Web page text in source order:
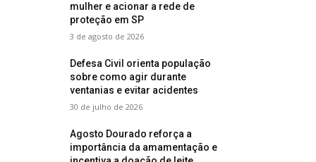
mulher e acionar a rede de
proteção em SP
3 de agosto de 2026
Defesa Civil orienta população
sobre como agir durante
ventanias e evitar acidentes
30 de julho de 2026
Agosto Dourado reforça a
importância da amamentação e